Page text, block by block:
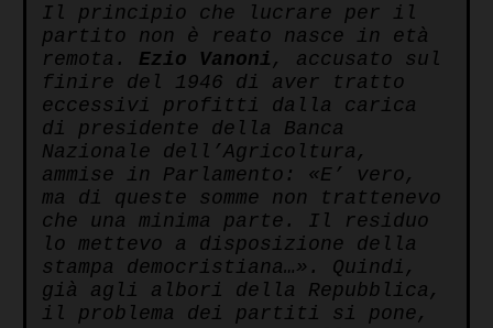
Il principio che lucrare per il
partito non è reato nasce in età
remota. Ezio Vanoni , accusato sul
finire del 1946 di aver tratto
eccessivi profitti dalla carica
di presidente della Banca
Nazionale dell’Agricoltura,
ammise in Parlamento: «E’ vero,
ma di queste somme non trattenevo
che una minima parte. Il residuo
lo mettevo a disposizione della
stampa democristiana…». Quindi,
già agli albori della Repubblica,
il problema dei partiti si pone,